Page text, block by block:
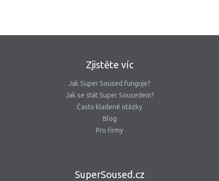
Zjistěte víc
Jak Super Soused funguje?
Jak se stát Super Sousedem?
Často kladené otázky
Blog
Pro firmy
SuperSoused.cz